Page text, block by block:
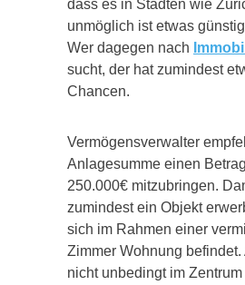
dass es in Städten wie
unmöglich ist etwas
Wer dagegen nach
sucht, der hat zumindest
Chancen.
Vermögensverwalter
Anlagesumme einen
250.000€ mitzubringen.
zumindest ein Objekt
sich im Rahmen einer
Zimmer Wohnung
nicht unbedingt im